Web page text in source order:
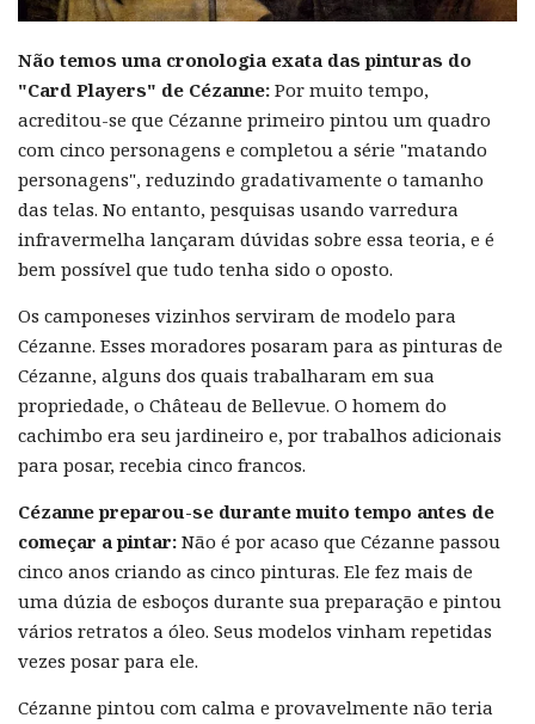
Não temos uma cronologia exata das pinturas do
"Card Players" de Cézanne: Por muito tempo,
acreditou-se que Cézanne primeiro pintou um quadro
com cinco personagens e completou a série "matando
personagens", reduzindo gradativamente o tamanho
das telas. No entanto, pesquisas usando varredura
infravermelha lançaram dúvidas sobre essa teoria, e é
bem possível que tudo tenha sido o oposto.
Os camponeses vizinhos serviram de modelo para
Cézanne. Esses moradores posaram para as pinturas de
Cézanne, alguns dos quais trabalharam em sua
propriedade, o Château de Bellevue. O homem do
cachimbo era seu jardineiro e, por trabalhos adicionais
para posar, recebia cinco francos.
Cézanne preparou-se durante muito tempo antes de
começar a pintar: Não é por acaso que Cézanne passou
cinco anos criando as cinco pinturas. Ele fez mais de
uma dúzia de esboços durante sua preparação e pintou
vários retratos a óleo. Seus modelos vinham repetidas
vezes posar para ele.
Cézanne pintou com calma e provavelmente não teria